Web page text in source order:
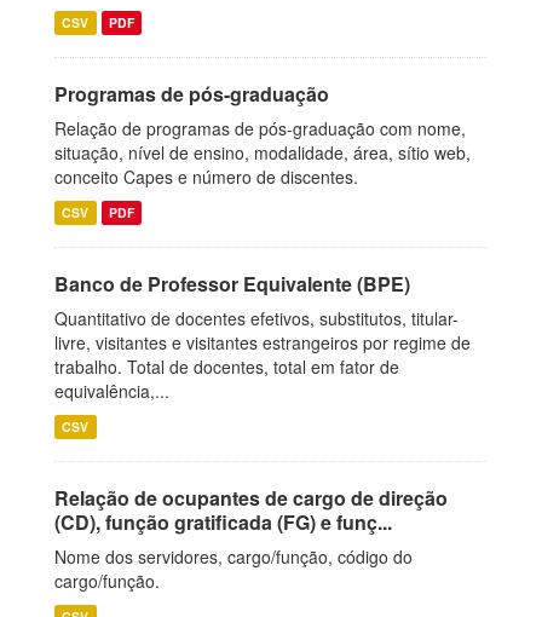
CSV PDF
Programas de pós-graduação
Relação de programas de pós-graduação com nome,
situação, nível de ensino, modalidade, área, sítio web,
conceito Capes e número de discentes.
CSV PDF
Banco de Professor Equivalente (BPE)
Quantitativo de docentes efetivos, substitutos, titular-
livre, visitantes e visitantes estrangeiros por regime de
trabalho. Total de docentes, total em fator de
equivalência,...
CSV
Relação de ocupantes de cargo de direção
(CD), função gratificada (FG) e funç...
Nome dos servidores, cargo/função, código do
cargo/função.